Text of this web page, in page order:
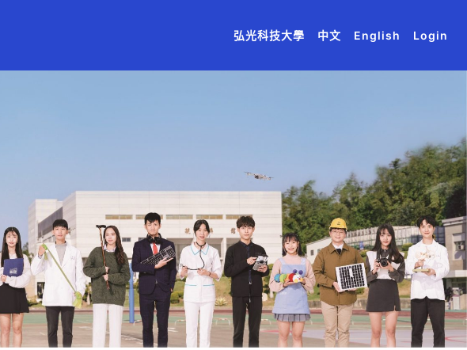
(current)
(current)
弘光科技大學 (current)
中文 (current)
English (current)
Login